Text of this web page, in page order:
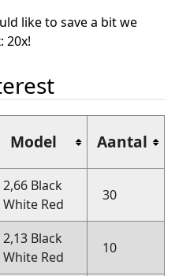
like to save a bit we
20x!
Model Aantal
2,66 Black
White Red
30
2,13 Black
White Red
10